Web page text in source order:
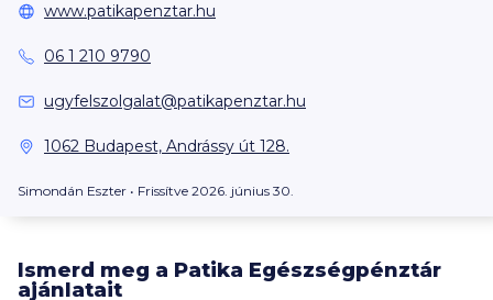
www.patikapenztar.hu
06 1 210 9790
ugyfelszolgalat@patikapenztar.hu
1062 Budapest, Andrássy út 128.
Simondán Eszter • Frissítve 2026. június 30.
Ismerd meg a Patika Egészségpénztár
ajánlatait